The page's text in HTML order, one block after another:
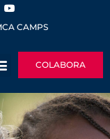
CAMPS
COLABORA